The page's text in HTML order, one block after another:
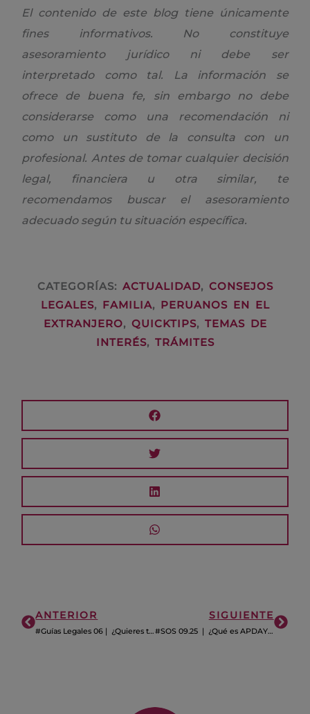
El contenido de este blog tiene únicamente
fines informativos. No constituye
asesoramiento jurídico ni debe ser
interpretado como tal. La información se
ofrece de buena fe, sin embargo no debe
considerarse como una recomendación ni
como un sustituto de la consulta con un
profesional. Antes de tomar cualquier decisión
legal, financiera u otra similar, te
recomendamos buscar el asesoramiento
adecuado según tu situación específica.
CATEGORÍAS: ACTUALIDAD, CONSEJOS
LEGALES, FAMILIA, PERUANOS EN EL
EXTRANJERO, QUICKTIPS, TEMAS DE
INTERÉS, TRÁMITES
ANTERIOR
#Guías Legales 06❘ ¿Quieres tener tu propia marca?
SIGUIENTE
#SOS 09.25 ❘ ¿Qué es APDAYC?